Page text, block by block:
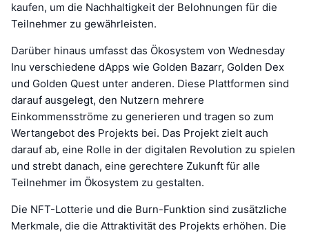
kaufen, um die Nachhaltigkeit der Belohnungen für die
Teilnehmer zu gewährleisten.
Darüber hinaus umfasst das Ökosystem von Wednesday
Inu verschiedene dApps wie Golden Bazarr, Golden Dex
und Golden Quest unter anderen. Diese Plattformen sind
darauf ausgelegt, den Nutzern mehrere
Einkommensströme zu generieren und tragen so zum
Wertangebot des Projekts bei. Das Projekt zielt auch
darauf ab, eine Rolle in der digitalen Revolution zu spielen
und strebt danach, eine gerechtere Zukunft für alle
Teilnehmer im Ökosystem zu gestalten.
Die NFT-Lotterie und die Burn-Funktion sind zusätzliche
Merkmale, die die Attraktivität des Projekts erhöhen. Die